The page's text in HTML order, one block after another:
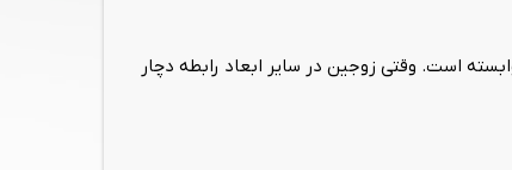
است. وقتی زوجین در سایر ابعاد رابطه دچار